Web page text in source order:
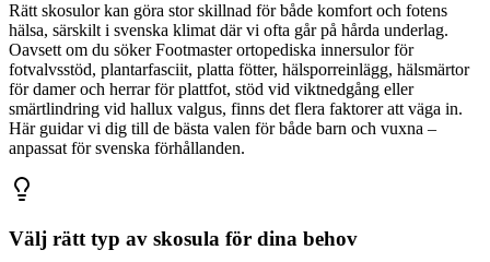
Rätt skosulor kan göra stor skillnad för både komfort och fotens
hälsa, särskilt i svenska klimat där vi ofta går på hårda underlag.
Oavsett om du söker Footmaster ortopediska innersulor för
fotvalvsstöd, plantarfasciit, platta fötter, hälsporreinlägg, hälsmärtor
för damer och herrar för plattfot, stöd vid viktnedgång eller
smärtlindring vid hallux valgus, finns det flera faktorer att väga in.
Här guidar vi dig till de bästa valen för både barn och vuxna –
anpassat för svenska förhållanden.
Välj rätt typ av skosula för dina behov